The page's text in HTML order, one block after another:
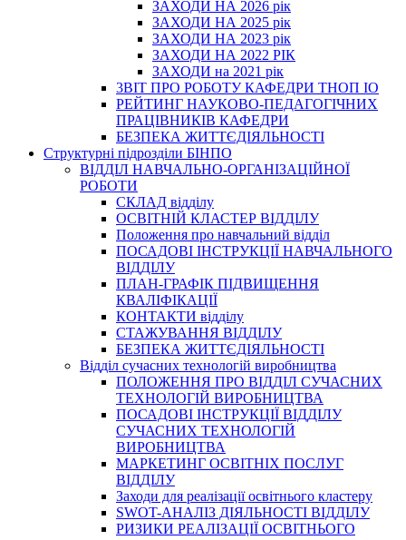
ЗАХОДИ НА 2026 рік
ЗАХОДИ НА 2025 рік
ЗАХОДИ НА 2023 рік
ЗАХОДИ НА 2022 РІК
ЗАХОДИ на 2021 рік
3BIT ПРО РОБОТУ КАФЕДРИ ТНОП ІО
РЕЙТИНГ НАУКОВО-ПЕДАГОГІЧНИХ
ПРАЦІВНИКІВ КАФЕДРИ
БЕЗПЕКА ЖИТТЄДІЯЛЬНОСТІ
Структурні підрозділи БІНПО
ВІДДІЛ НАВЧАЛЬНО-ОРГАНІЗАЦІЙНОЇ
РОБОТИ
СКЛАД відділу
ОСВІТНІЙ КЛАСТЕР ВІДДІЛУ
Положення про навчальний вiддiл
ПОСАДОВІ ІНСТРУКЦІЇ НАВЧАЛЬНОГО
ВІДДІЛУ
ПЛАН-ГРАФІК ПІДВИЩЕННЯ
КВАЛІФІКАЦІЇ
КОНТАКТИ відділу
СТАЖУВАННЯ ВІДДІЛУ
БЕЗПЕКА ЖИТТЄДІЯЛЬНОСТІ
Відділ сучасних технологій виробництва
ПОЛОЖЕННЯ ПРО ВІДДІЛ СУЧАСНИХ
ТЕХНОЛОГІЙ ВИРОБНИЦТВА
ПОСАДОВІ ІНСТРУКЦІЇ ВІДДІЛУ
СУЧАСНИХ ТЕХНОЛОГІЙ
ВИРОБНИЦТВА
МАРКЕТИНГ ОСВІТНІХ ПОСЛУГ
ВІДДІЛУ
Заходи для реалізації освітнього кластеру
SWOT-АНАЛІЗ ДІЯЛЬНОСТІ ВІДДІЛУ
РИЗИКИ РЕАЛІЗАЦІЇ ОСВІТНЬОГО